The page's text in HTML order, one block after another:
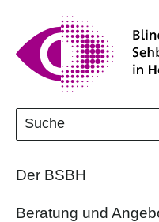
Der BSBH
Beratung und